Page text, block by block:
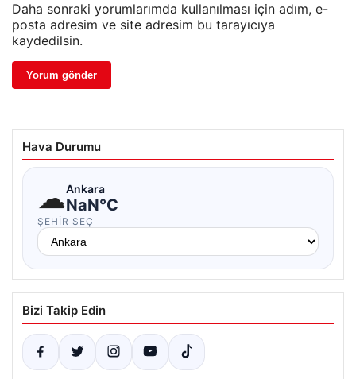
Daha sonraki yorumlarımda kullanılması için adım, e-
posta adresim ve site adresim bu tarayıcıya
kaydedilsin.
Hava Durumu
☁Ankara
NaN°C
ŞEHIR SEÇ
Bizi Takip Edin